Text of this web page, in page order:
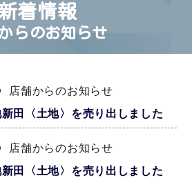
着情報
らのお知らせ
店舗からのお知らせ
新田〈土地〉を売り出しました
店舗からのお知らせ
新田〈土地〉を売り出しました